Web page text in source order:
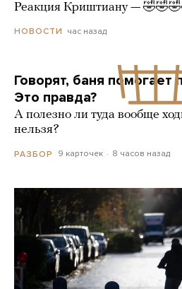
Реакция Криштиану —
НОВОСТИ час назад
Говорят, баня помогает
Это правда?
А полезно ли туда вообще
нельзя?
РАЗБОР 9 карточек 8 часов назад